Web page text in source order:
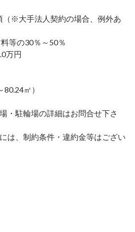
※大手法人契約の場合、例外あ
等の30％～50％
万円
㎡）
・駐輪場の詳細はお問合せ下さ
は、制約条件・違約金等はござい